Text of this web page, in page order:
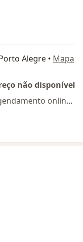
Alegre • Mapa
não disponível
Esse especialista não oferece agendamento online para esse endereço.